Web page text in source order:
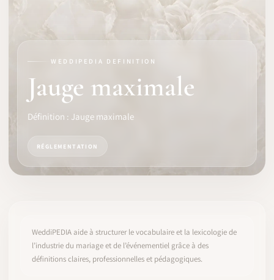
LOGICIEL
IDENTITÉ PRO
COMMENCER
WEDDIPEDIA DEFINITION
Jauge maximale
Définition : Jauge maximale
RÉGLEMENTATION
WeddiPEDIA aide à structurer le vocabulaire et la lexicologie de
l’industrie du mariage et de l’événementiel grâce à des
définitions claires, professionnelles et pédagogiques.